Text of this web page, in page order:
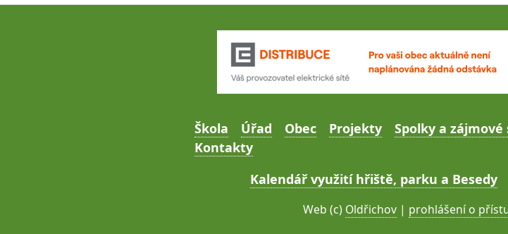
Škola Úřad Obec Projekty Spolky a
Kontakty
Kalendář využití hřiště, parku a Besedy
Web (c) Oldřichov| prohlášení o